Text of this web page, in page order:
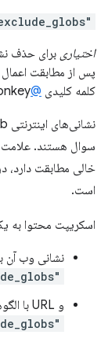
"exclude_globs"
اختیاری
پس از مطابقت
کلمه کلیدی @exclude
نشانی‌های اینترنتی Glob آنهایی هستند که حاوی علامت
سوال هستند. علامت
خالی مطابقت
است.
اسکریپت محتوا به
نشانی وب آن
"include_globs"
و URL با الگوهای
"exclude_globs"